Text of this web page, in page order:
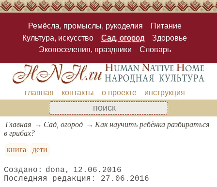
Ремёсла, промыслы, рукоделия
Питание
Культура, искусство
Сад, огород
Здоровье
Экопоселения, праздники
Словарь
главная контакты о проекте инструкция
Главная Сад, огород
Как научить ребёнка разбираться
в грибах?
книга
дети
dona
12.06.2016
27.06.2016